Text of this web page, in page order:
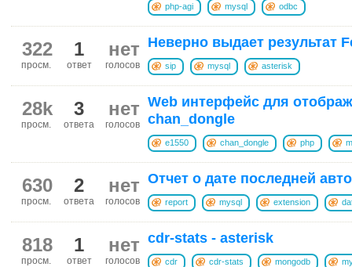
php-agi mysql odbc
нет
голосов
1
ответ
322
просм.
Неверно выдает результат
sip mysql asterisk
нет
голосов
3
ответа
28k
просм.
Web интерфейс для
chan_dongle
e1550 chan_dongle php
нет
голосов
2
ответа
630
просм.
Отчет о дате последней
report mysql extension
нет
голосов
1
ответ
818
просм.
cdr-stats - asterisk
cdr cdr-stats mongodb